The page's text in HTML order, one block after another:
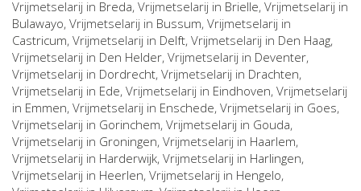
Vrijmetselarij in Breda, Vrijmetselarij in Brielle, Vrijmetselarij in
Bulawayo, Vrijmetselarij in Bussum, Vrijmetselarij in
Castricum, Vrijmetselarij in Delft, Vrijmetselarij in Den Haag,
Vrijmetselarij in Den Helder, Vrijmetselarij in Deventer,
Vrijmetselarij in Dordrecht, Vrijmetselarij in Drachten,
Vrijmetselarij in Ede, Vrijmetselarij in Eindhoven, Vrijmetselarij
in Emmen, Vrijmetselarij in Enschede, Vrijmetselarij in Goes,
Vrijmetselarij in Gorinchem, Vrijmetselarij in Gouda,
Vrijmetselarij in Groningen, Vrijmetselarij in Haarlem,
Vrijmetselarij in Harderwijk, Vrijmetselarij in Harlingen,
Vrijmetselarij in Heerlen, Vrijmetselarij in Hengelo,